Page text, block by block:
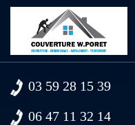
03 59 28 15 39
06 47 11 32 14